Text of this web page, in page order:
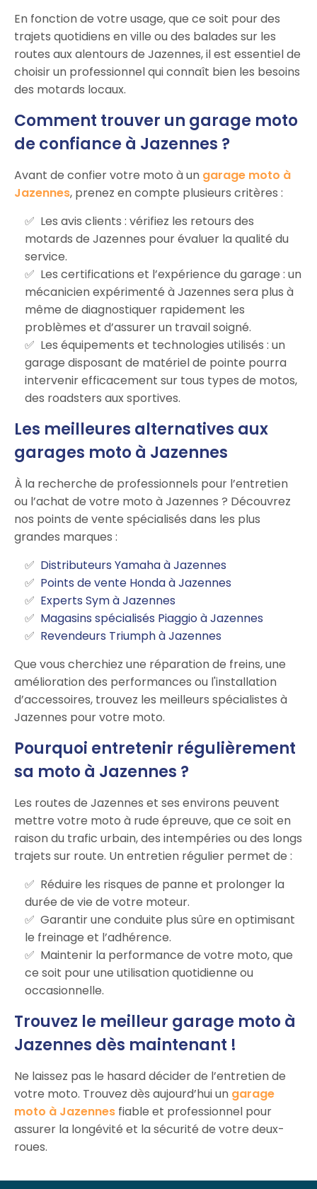
En fonction de votre usage, que ce soit pour des
trajets quotidiens en ville ou des balades sur les
routes aux alentours de Jazennes, il est essentiel de
choisir un professionnel qui connaît bien les besoins
des motards locaux.
Comment trouver un garage moto
de confiance à Jazennes ?
Avant de confier votre moto à un garage moto à
Jazennes, prenez en compte plusieurs critères :
Les avis clients : vérifiez les retours des
motards de Jazennes pour évaluer la qualité du
service.
Les certifications et l’expérience du garage : un
mécanicien expérimenté à Jazennes sera plus à
même de diagnostiquer rapidement les
problèmes et d’assurer un travail soigné.
Les équipements et technologies utilisés : un
garage disposant de matériel de pointe pourra
intervenir efficacement sur tous types de motos,
des roadsters aux sportives.
Les meilleures alternatives aux
garages moto à Jazennes
À la recherche de professionnels pour l’entretien
ou l’achat de votre moto à Jazennes ? Découvrez
nos points de vente spécialisés dans les plus
grandes marques :
Distributeurs Yamaha à Jazennes
Points de vente Honda à Jazennes
Experts Sym à Jazennes
Magasins spécialisés Piaggio à Jazennes
Revendeurs Triumph à Jazennes
Que vous cherchiez une réparation de freins, une
amélioration des performances ou l'installation
d’accessoires, trouvez les meilleurs spécialistes à
Jazennes pour votre moto.
Pourquoi entretenir régulièrement
sa moto à Jazennes ?
Les routes de Jazennes et ses environs peuvent
mettre votre moto à rude épreuve, que ce soit en
raison du trafic urbain, des intempéries ou des longs
trajets sur route. Un entretien régulier permet de :
Réduire les risques de panne et prolonger la
durée de vie de votre moteur.
Garantir une conduite plus sûre en optimisant
le freinage et l’adhérence.
Maintenir la performance de votre moto, que
ce soit pour une utilisation quotidienne ou
occasionnelle.
Trouvez le meilleur garage moto à
Jazennes dès maintenant !
Ne laissez pas le hasard décider de l’entretien de
votre moto. Trouvez dès aujourd’hui un garage
moto à Jazennes fiable et professionnel pour
assurer la longévité et la sécurité de votre deux-
roues.